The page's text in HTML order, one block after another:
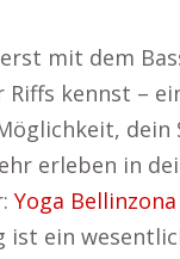
mit dem
Riffs kennst –
dein
erleben in
Yoga Bellinzona
ist ein